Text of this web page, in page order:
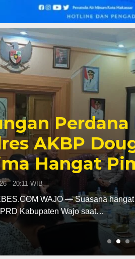
Tugas
Fantry
dan
Publik
- 19:39 WIB
MAKASSAR —
Pembinaan Karier (Kabagbinkar)